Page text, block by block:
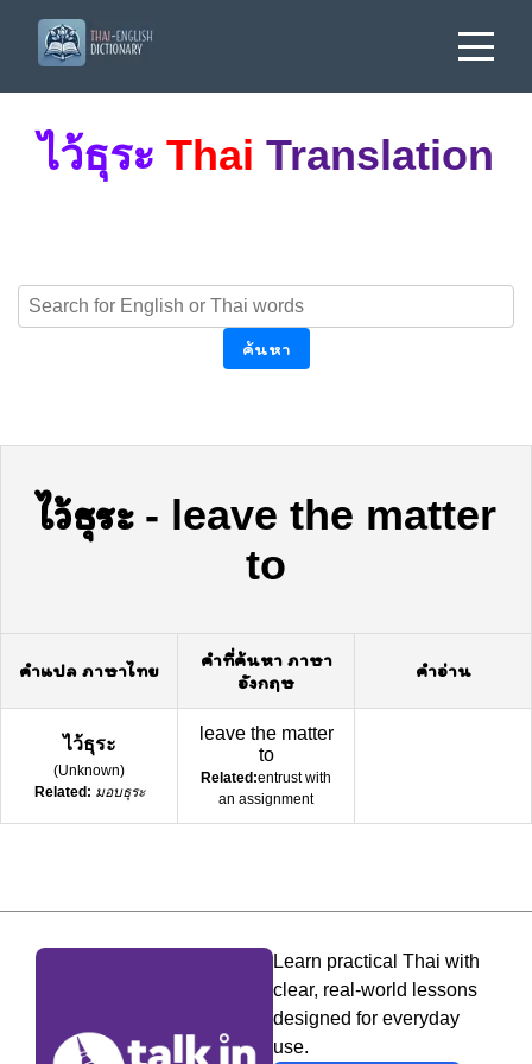
ไว้ธุระ Thai Translation
ค้นหา
ไว้ธุระ- leave the matter
to
คำแปล ภาษาไทย
คำที่ค้นหา ภาษา
อังกฤษ
คำอ่าน
ไว้ธุระ
(Unknown)
Related: มอบธุระ
leave the matter
to
Related:entrust with
an assignment
Learn practical Thai with
clear, real-world lessons
designed for everyday
use.